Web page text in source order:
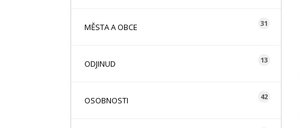
MĚSTA A OBCE 31
ODJINUD 13
OSOBNOSTI 42